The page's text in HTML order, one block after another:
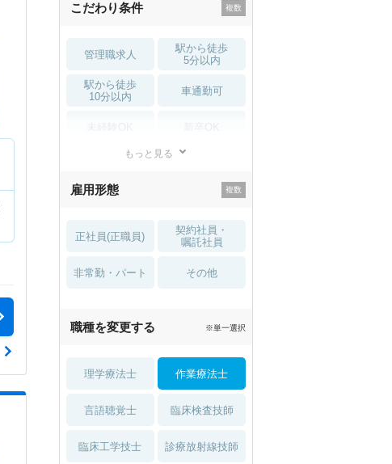
こだわり条件
管理職求人
駅から徒歩
5分以内
駅から徒歩
10分以内
車通勤可
住宅手当・補助
土日祝休 無資格 OK
積極採用中 WEB面接OK
もっと見る
雇用形態
正社員(正職員)
契約社員・
嘱託社員
非常勤・パート その他
職種を変更する ※単一選択
理学療法士 作業療法士
言語聴覚士 臨床検査技師
臨床工学技士 診療放射線技師